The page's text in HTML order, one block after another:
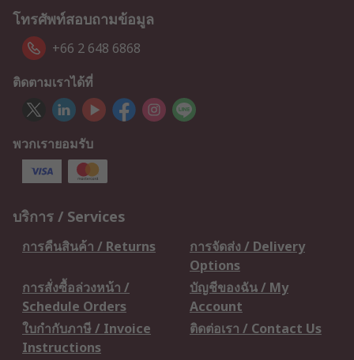
โทรศัพท์สอบถามข้อมูล
+66 2 648 6868
ติดตามเราได้ที่
พวกเรายอมรับ
บริการ / Services
การคืนสินค้า / Returns
การจัดส่ง / Delivery
Options
การสั่งซื้อล่วงหน้า /
Schedule Orders
บัญชีของฉัน / My
Account
ใบกำกับภาษี / Invoice
Instructions
ติดต่อเรา / Contact Us